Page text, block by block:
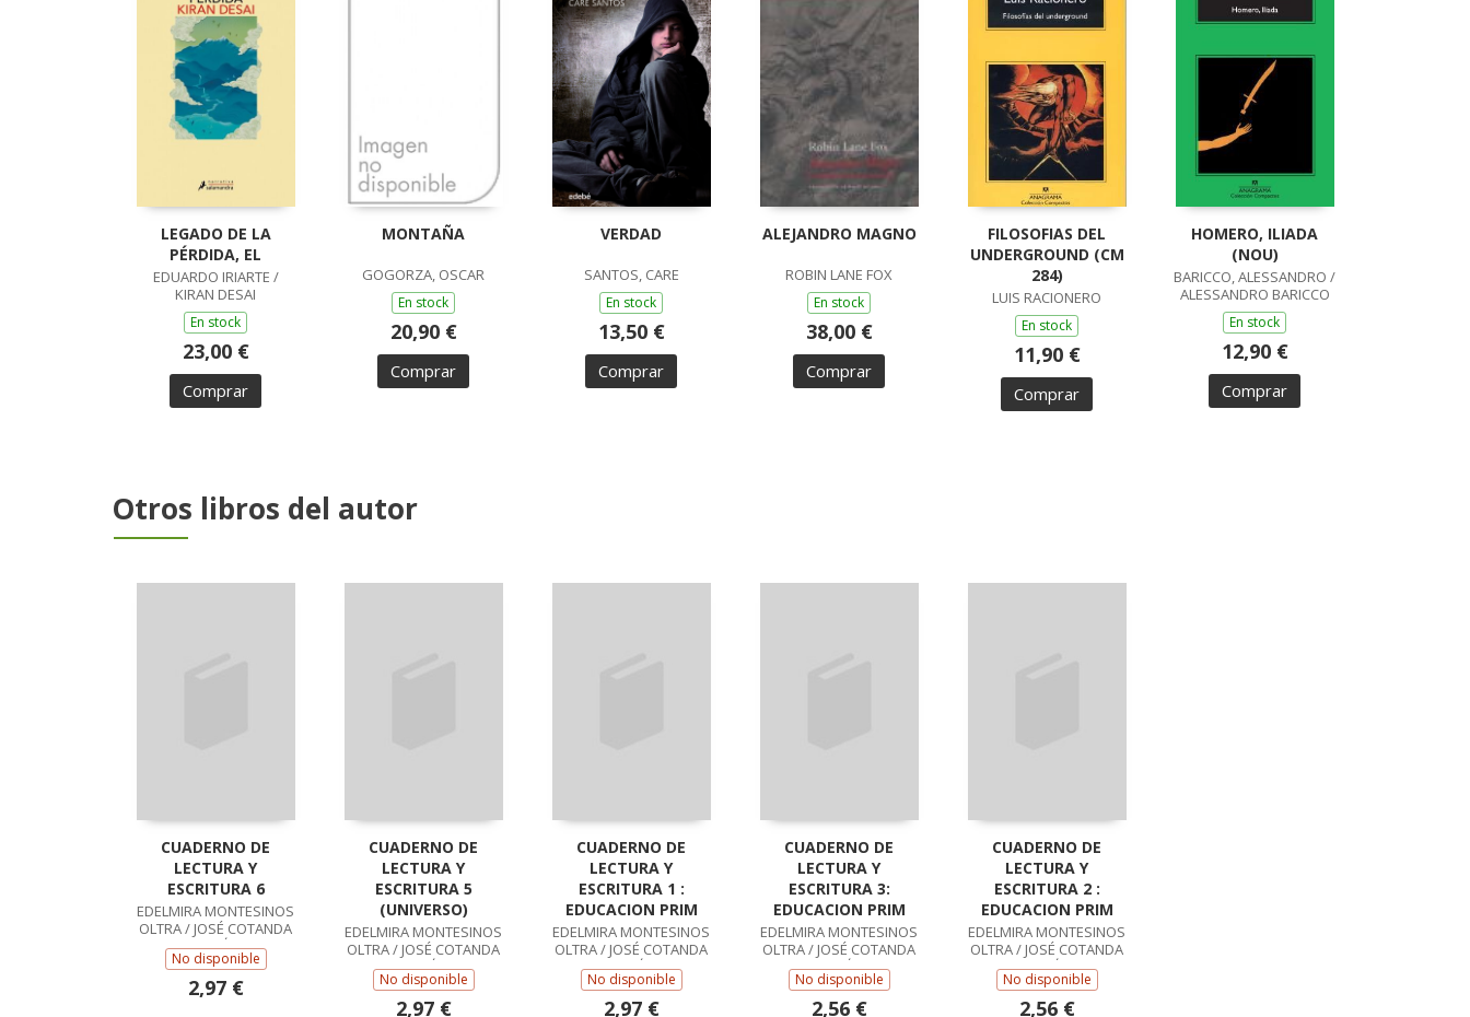
LEGADO DE LA
PÉRDIDA, EL
EDUARDO IRIARTE /
KIRAN DESAI
En stock
23,00 €
Comprar
MONTAÑA
GOGORZA, OSCAR
En stock
20,90 €
Comprar
VERDAD
SANTOS, CARE
En stock
13,50 €
Comprar
ALEJANDRO MAGNO
ROBIN LANE FOX
En stock
38,00 €
Comprar
FILOSOFIAS DEL
UNDERGROUND (CM
284)
LUIS RACIONERO
En stock
11,90 €
Comprar
HOMERO, ILIADA
(NOU)
BARICCO, ALESSANDRO /
ALESSANDRO BARICCO
En stock
12,90 €
Comprar
Otros libros del autor
CUADERNO DE
LECTURA Y
ESCRITURA 6
EDELMIRA MONTESINOS
OLTRA / JOSÉ COTANDA
RAMÓN
No disponible
2,97 €
CUADERNO DE
LECTURA Y
ESCRITURA 5
(UNIVERSO)
EDELMIRA MONTESINOS
OLTRA / JOSÉ COTANDA
RAMÓN
No disponible
2,97 €
CUADERNO DE
LECTURA Y
ESCRITURA 1 :
EDUCACION PRIM
EDELMIRA MONTESINOS
OLTRA / JOSÉ COTANDA
RAMÓN
No disponible
2,97 €
CUADERNO DE
LECTURA Y
ESCRITURA 3:
EDUCACION PRIM
EDELMIRA MONTESINOS
OLTRA / JOSÉ COTANDA
RAMÓN
No disponible
2,56 €
CUADERNO DE
LECTURA Y
ESCRITURA 2 :
EDUCACION PRIM
EDELMIRA MONTESINOS
OLTRA / JOSÉ COTANDA
RAMÓN
No disponible
2,56 €